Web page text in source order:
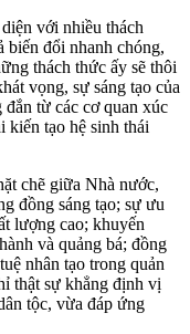
với nhiều thách
biến đổi nhanh chóng,
thách thức ấy sẽ thôi
vọng, sự sáng tạo của
đắn từ các cơ quan xúc
kiến tạo hệ sinh thái
chẽ giữa Nhà nước,
đồng sáng tạo; sự ưu
lượng cao; khuyến
và quảng bá; đồng
nhân tạo trong quản
thật sự khẳng định vị
tộc, vừa đáp ứng